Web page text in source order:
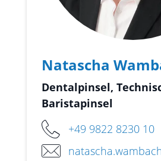
Natascha
Dentalpinsel,
Baristapinsel
+49 9822 8230 10